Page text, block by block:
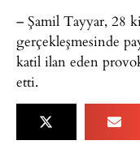
– Şamil Tayyar, 28
gerçekleşmesinde
katil ilan eden
etti.